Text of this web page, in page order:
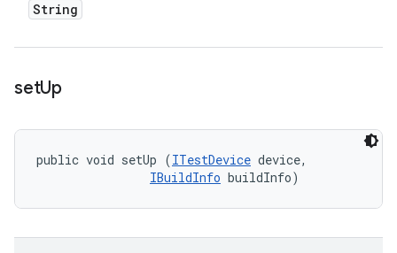
String
setUp
public void setUp (ITestDevice device,
IBuildInfo buildInfo)